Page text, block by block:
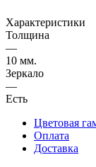
Характеристики
Толщина
—
10 мм.
Зеркало
—
Есть
Цветовая
Оплата
Доставка